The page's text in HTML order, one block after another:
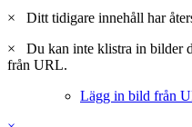
×
Ditt tidigare innehåll har
×
Du kan inte klistra in bilder
från URL.
Lägg in bild från